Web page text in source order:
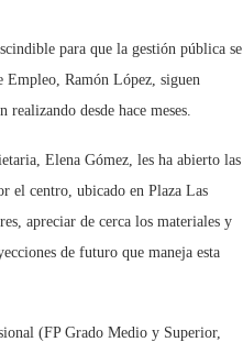
para que la gestión pública se
Empleo, Ramón López, siguen
desde hace meses.
Elena Gómez, les ha abierto las
el centro, ubicado en Plaza Las
apreciar de cerca los materiales y
de futuro que maneja esta
(FP Grado Medio y Superior,